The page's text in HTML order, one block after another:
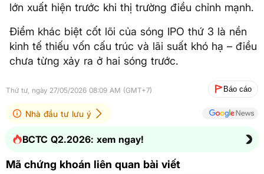
lớn xuất hiện trước khi thị trường điều chỉnh mạnh.
Điểm khác biệt cốt lõi của sóng IPO thứ 3 là nền
kinh tế thiếu vốn cấu trúc và lãi suất khó hạ – điều
chưa từng xảy ra ở hai sóng trước.
Thứ tư, ngày 27/05/2026 08:09 AM (GMT+7) Báo cáo
Nhà đầu tư lưu ý
BCTC Q2.2026: xem ngay!
Mã chứng khoán liên quan bài viết